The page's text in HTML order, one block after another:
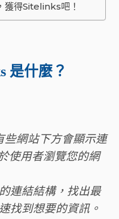
得Sitelinks吧！
是什麼？
些網站下方會顯示連
使用者瀏覽您的網
連結結構，找出最
找到想要的資訊。